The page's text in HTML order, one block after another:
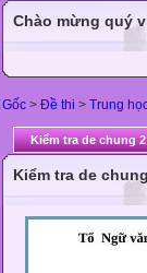
Chào mừng quý
Gốc > Đề thi > Trung
Kiểm tra de chung 2
Kiểm tra de